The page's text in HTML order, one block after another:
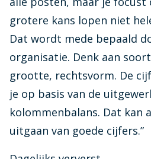
grotere kans lopen niet
Dat wordt mede bepaald
organisatie. Denk aan
grootte, rechtsvorm. De
je op basis van de
kolommenbalans. Dat kan
uitgaan van goede cijfers.”